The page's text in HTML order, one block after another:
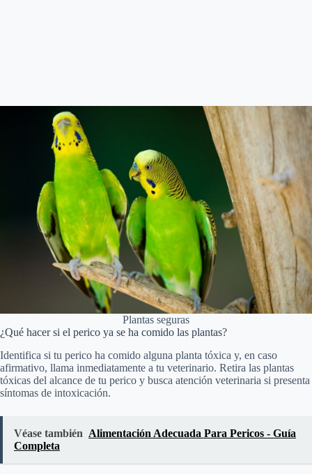
Plantas seguras
¿Qué hacer si el perico ya se ha comido las plantas?
Identifica si tu perico ha comido alguna planta tóxica y, en caso
afirmativo, llama inmediatamente a tu veterinario. Retira las plantas
tóxicas del alcance de tu perico y busca atención veterinaria si presenta
síntomas de intoxicación.
Véase también Alimentación Adecuada Para Pericos - Guía
Completa